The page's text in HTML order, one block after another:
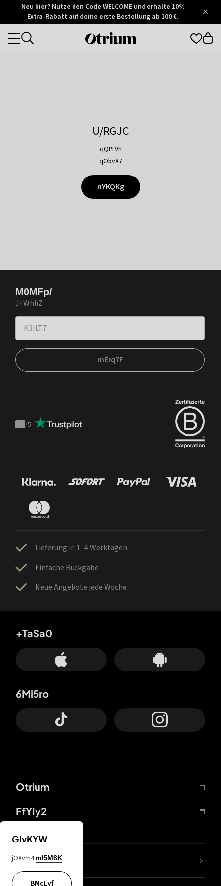
Otrium
Trustpilot
Neu hier? Nutze den Code WELCOME und erhalte 10%
Extra-Rabatt auf deine erste Bestellung ab 100 €.
Otrium
Categories
U/RGJC
qQPLVh
qObvX7
nYKQKg
M0MFp/
J+WhhZ
mErq7F
Trustpilot
/5
Lieferung in 1–4 Werktagen
Einfache Rückgabe
Neue Angebote jede Woche
Otrium
FfYIy2
+TaSa0
6Mi5ro
DDcvSo
GIvKYW
jOXvm4 mI5M8K
BMcLyf